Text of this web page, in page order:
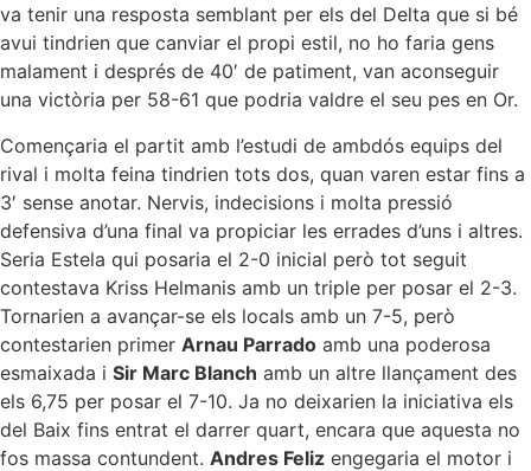
va tenir una resposta semblant per els del Delta que si bé
avui tindrien que canviar el propi estil, no ho faria gens
malament i després de 40′ de patiment, van aconseguir
una victòria per 58-61 que podria valdre el seu pes en Or.
Començaria el partit amb l’estudi de ambdós equips del
rival i molta feina tindrien tots dos, quan varen estar fins a
3′ sense anotar. Nervis, indecisions i molta pressió
defensiva d’una final va propiciar les errades d’uns i altres.
Seria Estela qui posaria el 2-0 inicial però tot seguit
contestava Kriss Helmanis amb un triple per posar el 2-3.
Tornarien a avançar-se els locals amb un 7-5, però
contestarien primer Arnau Parrado amb una poderosa
esmaixada i Sir Marc Blanch amb un altre llançament des
els 6,75 per posar el 7-10. Ja no deixarien la iniciativa els
del Baix fins entrat el darrer quart, encara que aquesta no
fos massa contundent. Andres Feliz engegaria el motor i